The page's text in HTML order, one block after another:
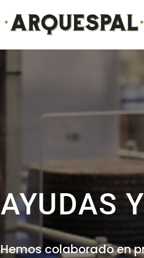
AYUDAS
Hemos colaborado en